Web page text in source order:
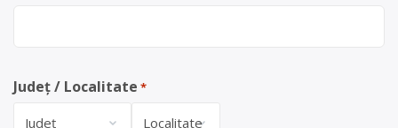
Județ / Localitate *